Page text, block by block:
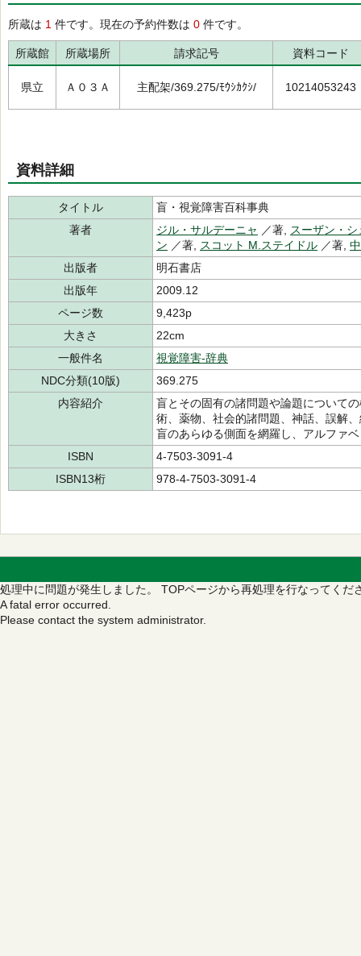
所蔵は 1 件です。現在の予約件数は 0 件です。
所蔵館 所蔵場所 請求記号 資料コード
県立 Ａ０３Ａ 主配架/369.275/ﾓｳｼｶｸｼ/ 10214053243
資料詳細
タイトル
盲・視覚障害百科事典
著者
ジル・サルデーニャ ／著,
スーザン・シ
ン ／著, スコット M.ステイドル ／著,
出版者
明石書店
出版年
2009.12
ページ数
9,423p
大きさ
22cm
一般件名
視覚障害-辞典
NDC分類(10版)
369.275
内容紹介
盲とその固有の諸問題や論題について
術、薬物、社会的諸問題、神話、誤解
盲のあらゆる側面を網羅し、アルファ
ISBN
4-7503-3091-4
ISBN13桁
978-4-7503-3091-4
処理中に問題が発生しました。 TOPページから再処理を行なってくだ
A fatal error occurred.
Please contact the system administrator.